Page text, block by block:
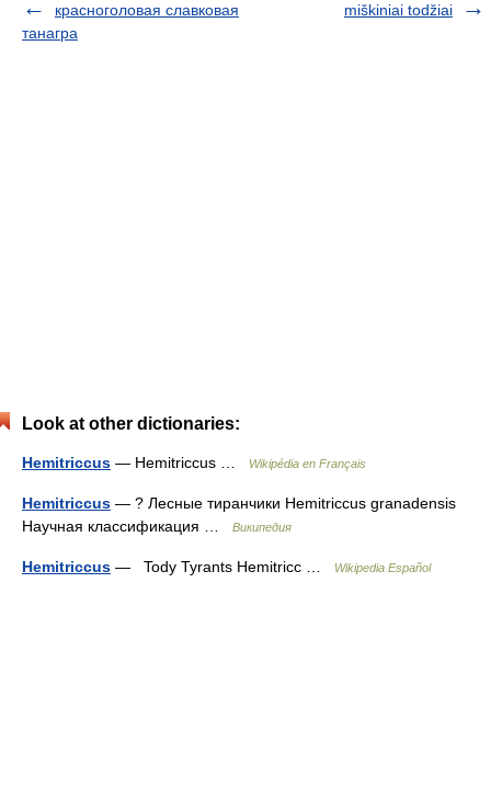
красноголовая славковая
танагра
miškiniai todžiai
Look at other dictionaries:
Hemitriccus — Hemitriccus … Wikipédia en Français
Hemitriccus — ? Лесные тиранчики Hemitriccus granadensis
Научная классификация …
Википедия
Hemitriccus — Tody Tyrants Hemitricc … Wikipedia Español